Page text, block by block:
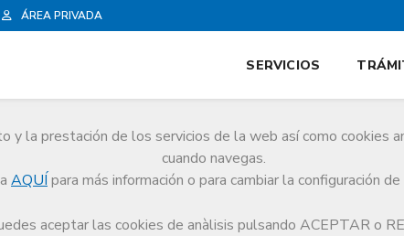
ÁREA PRIVADA
la prestación de los servicios de la web así como cookies
cuando navegas.
AQUÍ para más información o para cambiar la configuración
aceptar las cookies de anàlisis pulsando ACEPTAR o
SERVICIOS